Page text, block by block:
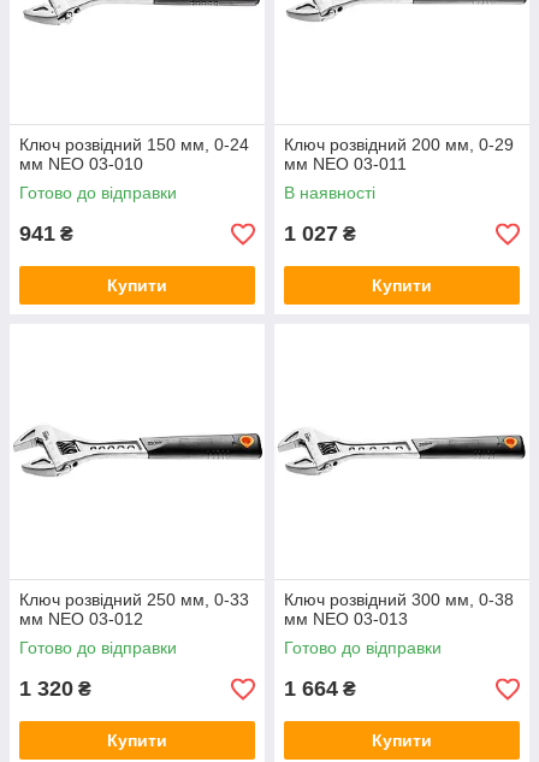
Ключ розвідний 150 мм, 0-24
мм NEO 03-010
Готово до відправки
941 ₴
Купити
Ключ розвідний 200 мм, 0-29
мм NEO 03-011
В наявності
1 027 ₴
Купити
Ключ розвідний 250 мм, 0-33
мм NEO 03-012
Готово до відправки
1 320 ₴
Купити
Ключ розвідний 300 мм, 0-38
мм NEO 03-013
Готово до відправки
1 664 ₴
Купити